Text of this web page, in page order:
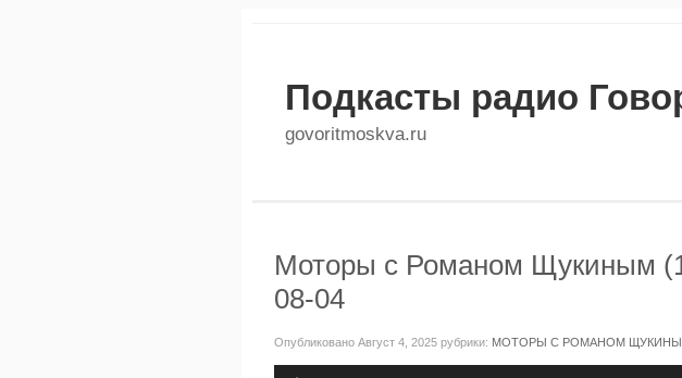
Подкасты радио
govoritmoskva.ru
Моторы с Романом Щукиным
08-04
Опубликовано Август 4, 2025 рубрики: МОТОРЫ С РОМАНОМ